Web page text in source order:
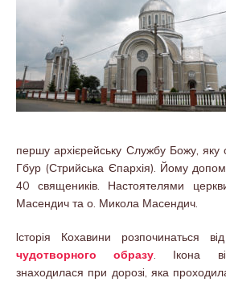
першу архієрейську Службу Божу,
Гбур (Стрийська Єпархія). Йому
40 священиків. Настоятелями
Масендич та о. Микола Масендич.
lсторiя Кохавини розпочинаться
чудотворного образу. Ікона
знаходилася при дорозi, яка